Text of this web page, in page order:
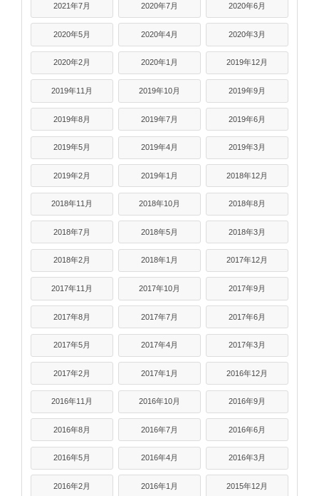
2021年7月 2020年7月 2020年6月
2020年5月 2020年4月 2020年3月
2020年2月 2020年1月 2019年12月
2019年11月 2019年10月 2019年9月
2019年8月 2019年7月 2019年6月
2019年5月 2019年4月 2019年3月
2019年2月 2019年1月 2018年12月
2018年11月 2018年10月 2018年8月
2018年7月 2018年5月 2018年3月
2018年2月 2018年1月 2017年12月
2017年11月 2017年10月 2017年9月
2017年8月 2017年7月 2017年6月
2017年5月 2017年4月 2017年3月
2017年2月 2017年1月 2016年12月
2016年11月 2016年10月 2016年9月
2016年8月 2016年7月 2016年6月
2016年5月 2016年4月 2016年3月
2016年2月 2016年1月 2015年12月